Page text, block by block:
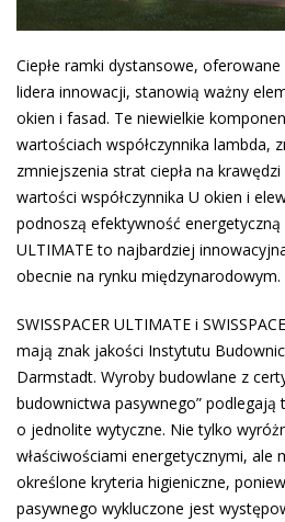
Ciepłe ramki dystansowe,
lidera innowacji, stanowią ważny
okien i fasad. Te niewielkie
wartościach współczynnika lambda,
zmniejszenia strat ciepła na
wartości współczynnika U okien i
podnoszą efektywność energetyczną
ULTIMATE to najbardziej
obecnie na rynku międzynarodowym.
SWISSPACER ULTIMATE i
mają znak jakości Instytutu
Darmstadt. Wyroby budowlane z
budownictwa pasywnego”
o jednolite wytyczne. Nie tylko
właściwościami energetycznymi, ale
określone kryteria higieniczne,
pasywnego wykluczone jest